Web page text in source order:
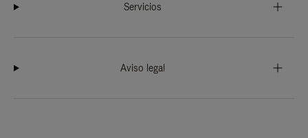
Servicios
Aviso legal